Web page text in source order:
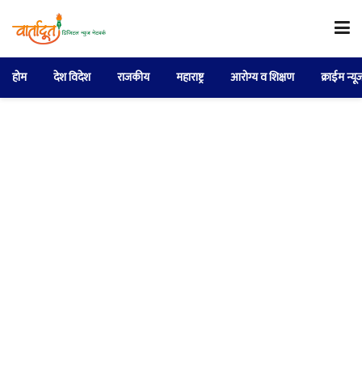
होम देश विदेश राजकीय महाराष्ट्र आरोग्य व शिक्षण क्राईम